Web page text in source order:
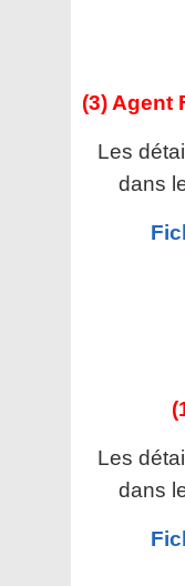
(3) Agent
Les
dans
Les
dans